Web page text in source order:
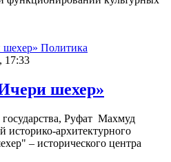
Политика
17:33
шехер»
Руфат Махмуд
историко-архитектурного
– исторического центра